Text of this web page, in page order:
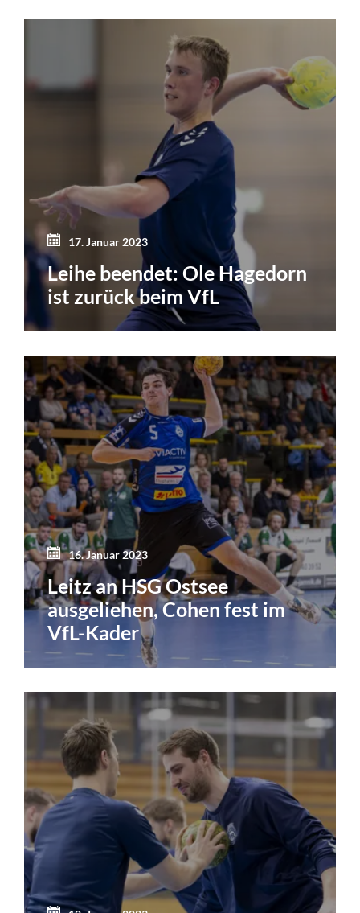
17. Januar 2023
Leihe beendet: Ole Hagedorn
ist zurück beim VfL
16. Januar 2023
Leitz an HSG Ostsee
ausgeliehen, Cohen fest im
VfL-Kader